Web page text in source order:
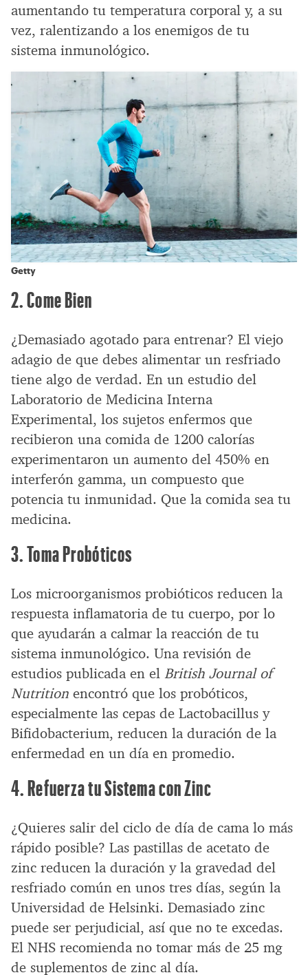
aumentando tu temperatura corporal y, a su
vez, ralentizando a los enemigos de tu
sistema inmunológico.
Getty
2. Come Bien
¿Demasiado agotado para entrenar? El viejo
adagio de que debes alimentar un resfriado
tiene algo de verdad. En un estudio del
Laboratorio de Medicina Interna
Experimental, los sujetos enfermos que
recibieron una comida de 1200 calorías
experimentaron un aumento del 450% en
interferón gamma, un compuesto que
potencia tu inmunidad. Que la comida sea tu
medicina.
3. Toma Probóticos
Los microorganismos probióticos reducen la
respuesta inflamatoria de tu cuerpo, por lo
que ayudarán a calmar la reacción de tu
sistema inmunológico. Una revisión de
estudios publicada en el British Journal of
Nutrition encontró que los probóticos,
especialmente las cepas de Lactobacillus y
Bifidobacterium, reducen la duración de la
enfermedad en un día en promedio.
4. Refuerza tu Sistema con Zinc
¿Quieres salir del ciclo de día de cama lo más
rápido posible? Las pastillas de acetato de
zinc reducen la duración y la gravedad del
resfriado común en unos tres días, según la
Universidad de Helsinki. Demasiado zinc
puede ser perjudicial, así que no te excedas.
El NHS recomienda no tomar más de 25 mg
de suplementos de zinc al día.